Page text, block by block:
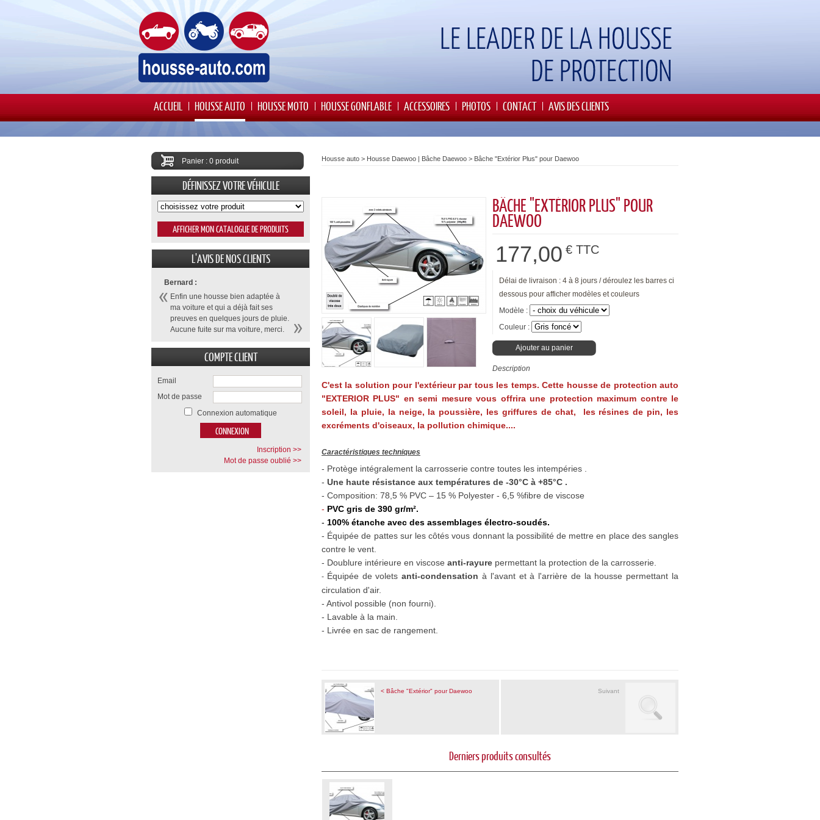
ACCUEIL HOUSSE AUTO HOUSSE MOTO HOUSSE GONFLABLE ACCESSOIRES PHOTOS CONTACT AVIS DES CLIENTS
Housse auto > Housse Daewoo | Bâche Daewoo > Bâche "Extérior Plus" pour Daewoo
BÂCHE "EXTÉRIOR PLUS" POUR
DAEWOO
177,00 € TTC
Délai de livraison : 4 à 8 jours / déroulez les barres ci
dessous pour afficher modèles et couleurs
Modèle :
Couleur :
Ajouter au panier
Description
C'est la solution pour l'extérieur par tous les temps. Cette housse de protection auto
"EXTERIOR PLUS" en semi mesure vous offrira une protection maximum contre le
soleil, la pluie, la neige, la poussière, les griffures de chat, les résines de pin, les
excréments d'oiseaux, la pollution chimique....
Caractéristiques techniques
- Protège intégralement la carrosserie contre toutes les intempéries .
- Une haute résistance aux températures de -30°C à +85°C .
- Composition: 78,5 % PVC – 15 % Polyester - 6,5 %fibre de viscose
- PVC gris de 390 gr/m².
- 100% étanche avec des assemblages électro-soudés.
- Équipée de pattes sur les côtés vous donnant la possibilité de mettre en place des sangles
contre le vent.
- Doublure intérieure en viscose anti-rayure permettant la protection de la carrosserie.
- Équipée de voletsanti-condensation à l'avant et à l'arrière de la housse permettant la
circulation d'air.
- Antivol possible (non fourni).
- Lavable à la main.
- Livrée en sac de rangement.
< Bâche "Extérior" pour Daewoo Suivant
Derniers produits consultés
Panier : 0 produit
DÉFINISSEZ VOTRE VÉHICULE
L'AVIS DE NOS CLIENTS
Bernard :
Enfin une housse bien adaptée à
ma voiture et qui a déjà fait ses
preuves en quelques jours de pluie.
Aucune fuite sur ma voiture, merci.
COMPTE CLIENT
Email
Mot de passe
Connexion automatique
Inscription >>
Mot de passe oublié >>